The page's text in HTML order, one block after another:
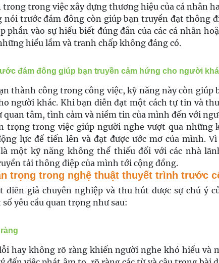
trong việc xây dựng thương hiệu của cá nhân
nói trước đám đông còn giúp bạn truyền đạt thông
phần vào sự hiểu biết đúng đắn của các cá nhân
hiểu lầm và tranh chấp không đáng có.
đám đông giúp bạn truyền cảm hứng cho người
thành công trong công việc, kỹ năng này còn giúp
người khác. Khi bạn diễn đạt một cách tự tin và
quan tâm, tình cảm và niềm tin của mình đến với
trọng trong việc giúp người nghe vượt qua những
lực để tiến lên và đạt được ước mơ của mình.
là một kỹ năng không thể thiếu đối với các nhà
tải thông điệp của mình tới cộng đồng.
trọng trong nghệ thuật thuyết trình trước
giả chuyên nghiệp và thu hút được sự chú ý
yêu cầu quan trọng như sau:
hay không rõ ràng khiến người nghe khó hiểu và